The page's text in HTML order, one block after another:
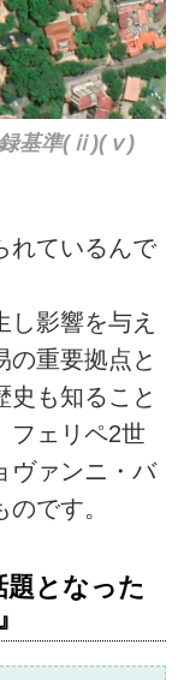
基準(ⅱ)(ⅴ)
れているんで
影響を与え
の重要拠点と
史も知ること
フェリペ2世
ヴァンニ・バ
です。
となった